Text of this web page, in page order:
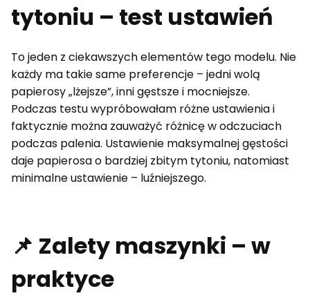
tytoniu – test ustawień
To jeden z ciekawszych elementów tego modelu. Nie
każdy ma takie same preferencje – jedni wolą
papierosy „lżejsze”, inni gęstsze i mocniejsze.
Podczas testu wypróbowałam różne ustawienia i
faktycznie można zauważyć różnicę w odczuciach
podczas palenia. Ustawienie maksymalnej gęstości
daje papierosa o bardziej zbitym tytoniu, natomiast
minimalne ustawienie – luźniejszego.
📌 Zalety maszynki – w
praktyce